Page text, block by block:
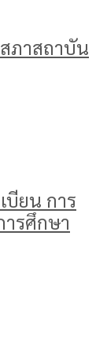
ภาสถาบัน
บียน การ
ารศึกษา